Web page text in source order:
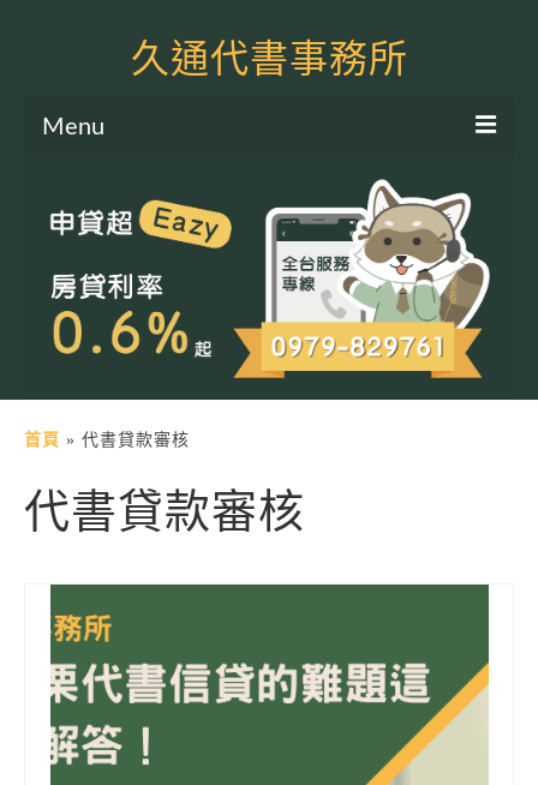
久通代書事務所
Menu
土地二胎申貸
房屋二胎申貸
軍公教貸款
土地貸款
房屋貸款
信用貸款
代書貸款
精選知識
銀行貸款
其他貸款
首頁 » 代書貸款審核
代書貸款審核